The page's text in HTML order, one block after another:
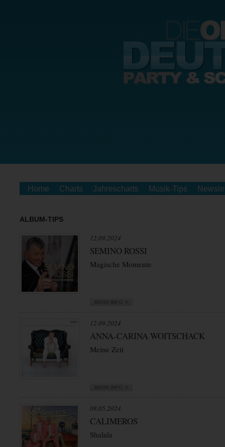
Home Charts Jahrescharts Musik-Tips
ALBUM-TIPS
12.09.2024
SEMINO ROSSI
Magische Momente
12.09.2024
ANNA-CARINA WOITSCHACK
Meine Zeit
08.05.2024
CALIMEROS
Shalala